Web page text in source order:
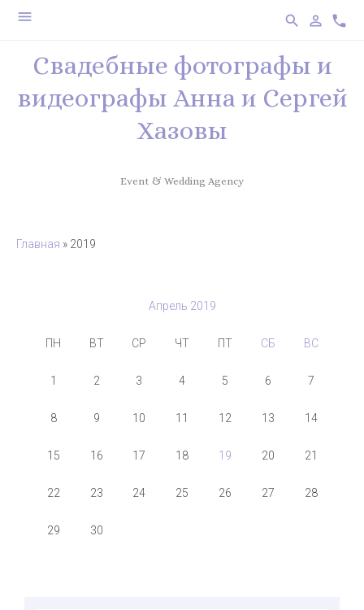
menu search person_outline phone
Свадебные фотографы и
видеографы Анна и Сергей
Хазовы
Event & Wedding Agency
Главная » 2019
Апрель 2019
ПН ВТ СР ЧТ ПТ СБ ВС
1 2 3 4 5 6 7
8 9 10 11 12 13 14
15 16 17 18 19 20 21
22 23 24 25 26 27 28
29 30